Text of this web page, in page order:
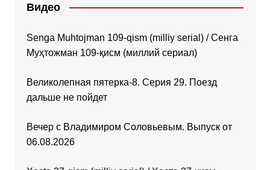
Видео
Senga Muhtojman 109-qism (milliy serial) / Сенга
Муҳтожман 109-қисм (миллий сериал)
Великолепная пятерка-8. Серия 29. Поезд
дальше не пойдет
Вечер с Владимиром Соловьевым. Выпуск от
06.08.2026